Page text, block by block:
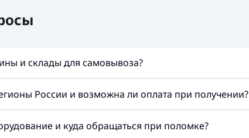
и склады для самовывоза?
России и возможна ли оплата при получении?
и куда обращаться при поломке?